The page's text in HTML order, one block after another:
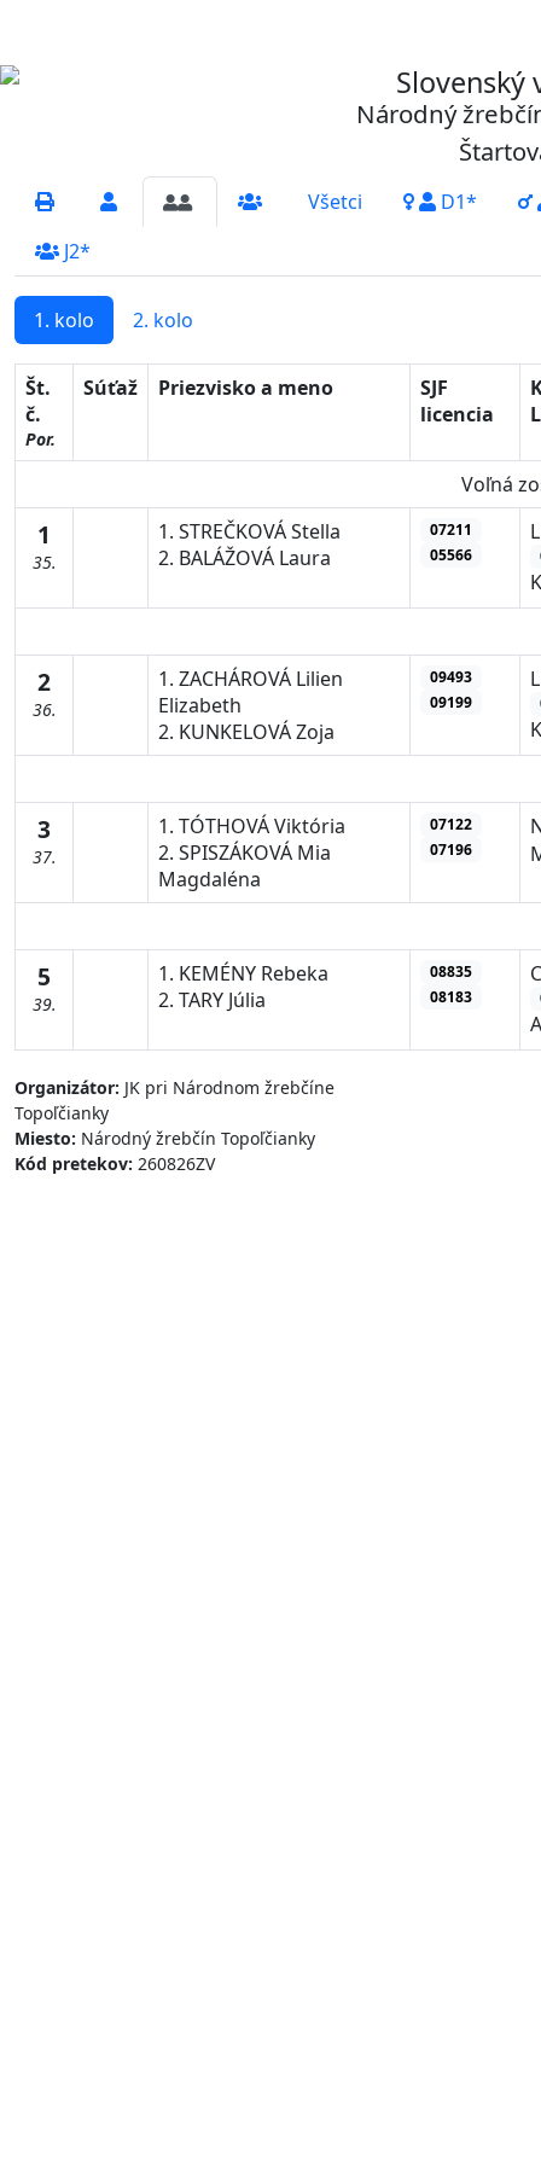
Slovenský
Národný
Všetci
D1*
J2*
1. kolo 2. kolo
Št.
č.
Por.
Súťaž Priezvisko a meno
SJF
licencia
Voľná
1
35.
1. STREČKOVÁ Stella
2. BALÁŽOVÁ Laura
07211
05566
2
36.
1. ZACHÁROVÁ Lilien
Elizabeth
2. KUNKELOVÁ Zoja
09493
09199
3
37.
1. TÓTHOVÁ Viktória
2. SPISZÁKOVÁ Mia
Magdaléna
07122
07196
5
39.
1. KEMÉNY Rebeka
2. TARY Júlia
08835
08183
Organizátor: JK pri Národnom žrebčíne
Topoľčianky
Miesto: Národný žrebčín Topoľčianky
Kód pretekov: 260826ZV